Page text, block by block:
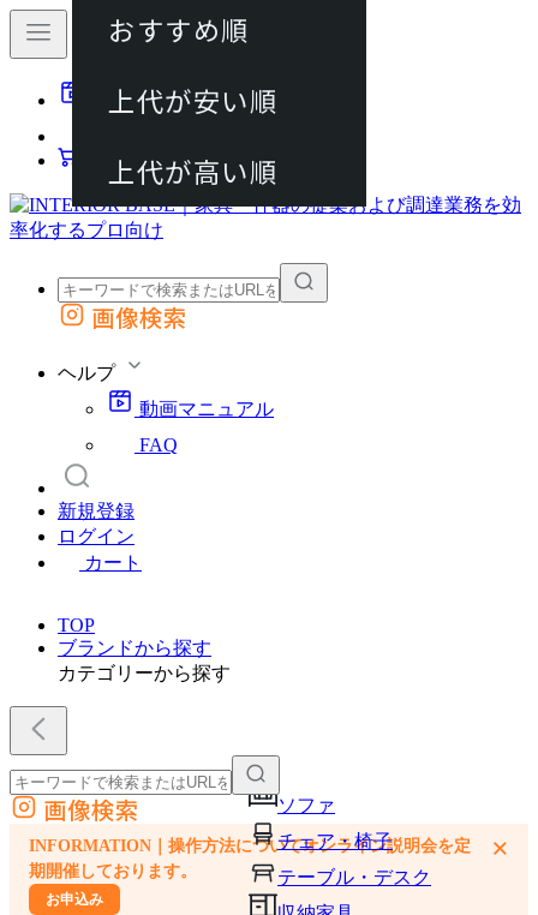
動画マニュアル
カート
外部サイトの商品をカートに追加
画像検索
ヘルプ
動画マニュアル
FAQ
新規登録
ログイン
カート
TOP
ブランドから探す
カテゴリーから探す
ソファ
チェア・椅子
テーブル・デスク
外部サイトの商品をカートに追加
他のサイトで見つけた商品ページのURLを貼り付けて、カートに追加できます
画像検索
INFORMATION｜操作方法についてオンライン説明会を定
期開催しております。
お申込み
×
おすすめ順
上代が安い順
上代が高い順